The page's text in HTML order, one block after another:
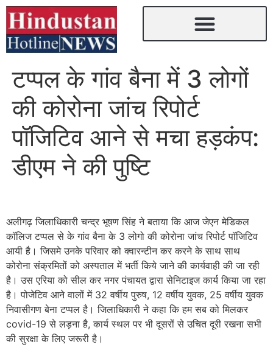
टप्पल के गांव बैना में 3 लोगों
की कोरोना जांच रिपोर्ट
पॉजिटिव आने से मचा हड़कंप:
डीएम ने की पुष्टि
अलीगढ़ जिलाधिकारी चन्द्र भूषण सिंह ने बताया कि आज जेएन मेडिकल
कॉलिज टप्पल से के गांव बैना के 3 लोगो की कोरोना जांच रिपोर्ट पॉजिटिव
आयी है। जिसमे उनके परिवार को क्वारन्टीन कर करने के साथ साथ
कोरोना संक्रमितों को अस्पताल में भर्ती किये जाने की कार्यवाही की जा रही
है। उस एरिया को सील कर नगर पंचायत द्वारा सेनिटाइज कार्य किया जा रहा
है। पोजेटिव आने वालों में 32 वर्षीय पुरुष, 12 वर्षीय युवक, 25 वर्षीय युवक
निवासीगण बेना टप्पल है। जिलाधिकारी ने कहा कि हम सब को मिलकर
covid-19 से लड़ना है, कार्य स्थल पर भी दूसरों से उचित दूरी रखना सभी
की सुरक्षा के लिए जरूरी है।